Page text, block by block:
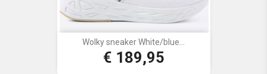
Wolky sneaker White/blue...
Prijs
€ 189,95